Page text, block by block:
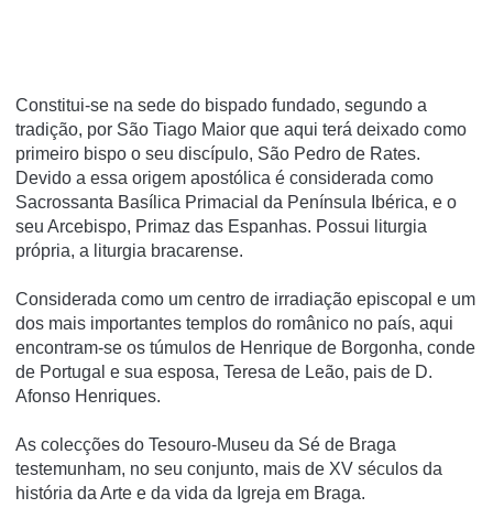
Constitui-se na sede do bispado fundado, segundo a
tradição, por São Tiago Maior que aqui terá deixado como
primeiro bispo o seu discí­pulo, São Pedro de Rates.
Devido a essa origem apostólica é considerada como
Sacrossanta Basí­lica Primacial da Pení­nsula Ibérica, e o
seu Arcebispo, Primaz das Espanhas. Possui liturgia
própria, a liturgia bracarense.
Considerada como um centro de irradiação episcopal e um
dos mais importantes templos do românico no paí­s, aqui
encontram-se os túmulos de Henrique de Borgonha, conde
de Portugal e sua esposa, Teresa de Leão, pais de D.
Afonso Henriques.
As colecções do Tesouro-Museu da Sé de Braga
testemunham, no seu conjunto, mais de XV séculos da
história da Arte e da vida da Igreja em Braga.